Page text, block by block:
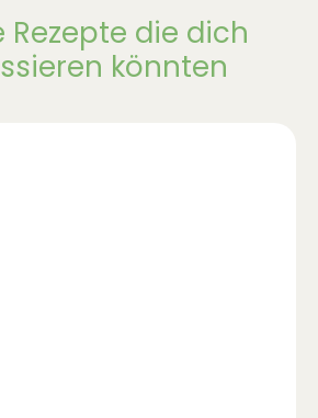
Rezepte die dich
könnten